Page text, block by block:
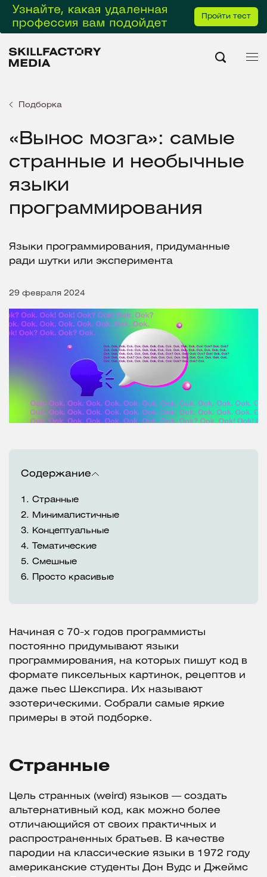
Пройти тест
Подборка
«Вынос мозга»: самые
странные и необычные
языки
программирования
Языки программирования, придуманные
ради шутки или эксперимента
29 февраля 2024
Содержание
1. Странные
2.
Минималистичные
3.
Концептуальные
4.
Тематические
5. Смешные
6.
Просто красивые
Начиная с 70-х годов программисты
постоянно придумывают языки
программирования, на которых пишут код в
формате пиксельных картинок, рецептов и
даже пьес Шекспира. Их называют
эзотерическими. Собрали самые яркие
примеры в этой подборке.
Странные
Цель странных (weird) языков — создать
альтернативный код, как можно более
отличающийся от своих практичных и
распространенных братьев. В качестве
пародии на классические языки в 1972 году
американские студенты Дон Вудс и Джеймс